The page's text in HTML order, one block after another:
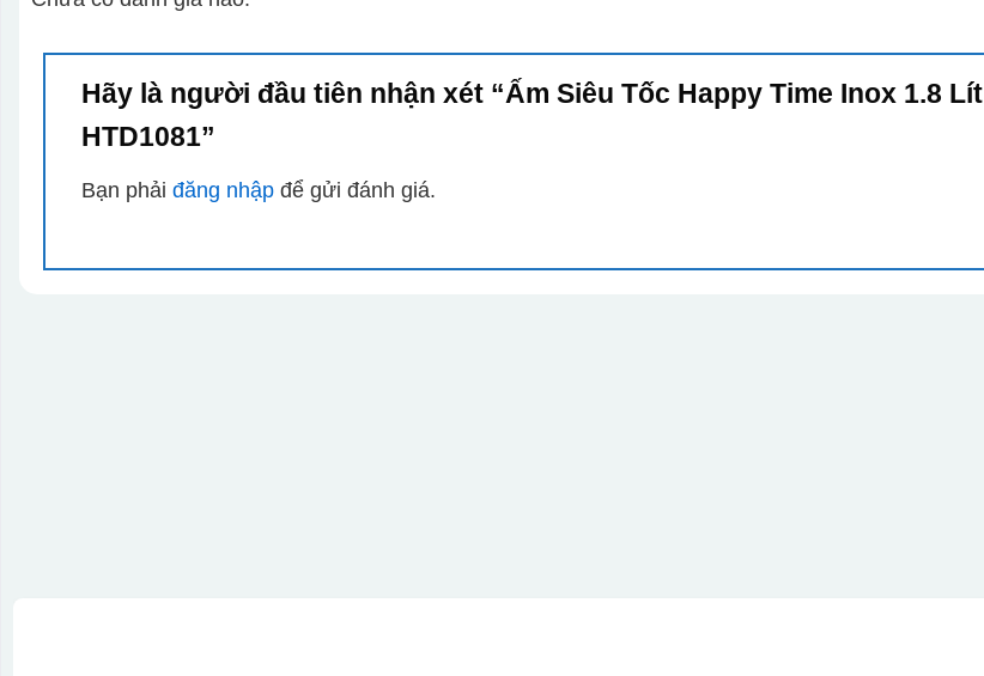
Hãy là người đầu tiên nhận xét “Ấm Siêu Tốc Happy Time Inox 1.8 Lít
HTD1081”
Bạn phải đăng nhậpđể gửi đánh giá.